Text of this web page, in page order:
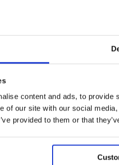
content and ads, to
of our site with our social
provided to them or that